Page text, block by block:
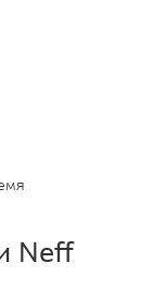
Neff